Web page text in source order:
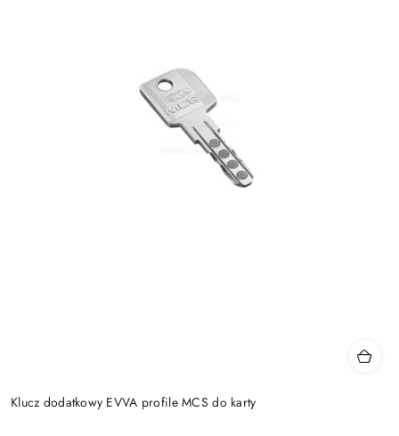
Klucz dodatkowy EVVA profile MCS do karty